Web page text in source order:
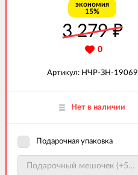
экономия
15%
3 279₽
0
Артикул: НЧР-ЗН-19069
Нет в наличии
Подарочная упаковка